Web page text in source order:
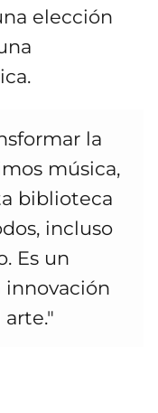
elección
la
música,
biblioteca
incluso
Es un